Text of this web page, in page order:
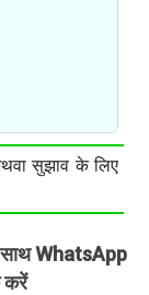
सुझाव के लिए
साथ WhatsApp
करें